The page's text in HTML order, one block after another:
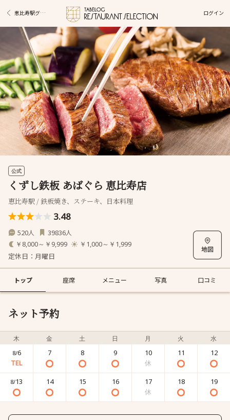
恵比寿駅グルメ ログイン
公式
くずし鉄板 あばぐら 恵比寿店
恵比寿駅 / 鉄板焼き、ステーキ、日本料理
3.48
520人 39836人
￥8,000～￥9,999 ￥1,000～￥1,999
定休日：月曜日
トップ 座席 メニュー 写真 口コミ
ネット予約
木 金 土 日 月 火 水
8/6 7 8 9 10 11 12
8/13 14 15 16 17 18 19